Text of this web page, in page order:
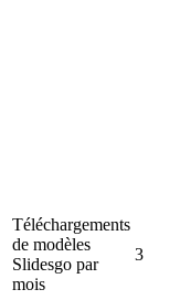
Téléchargements
de modèles
Slidesgo par
mois
3